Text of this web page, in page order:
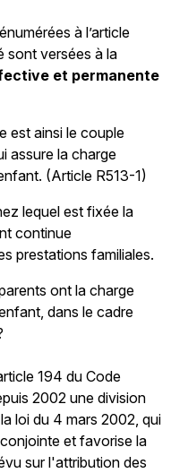
à l’article
sont versées à la
et permanente
est ainsi le couple
assure la charge
(Article R513-1)
lequel est fixée la
continue
prestations familiales.
ont la charge
dans le cadre
194 du Code
2002 une division
loi du 4 mars 2002, qui
et favorise la
sur l'attribution des